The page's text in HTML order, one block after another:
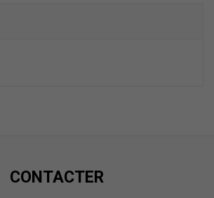
CONTACTER